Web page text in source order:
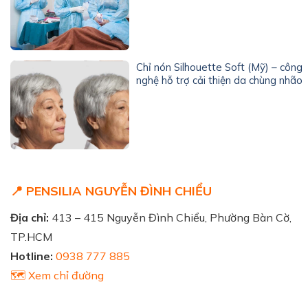
Chỉ nón Silhouette Soft (Mỹ) – công
nghệ hỗ trợ cải thiện da chùng nhão
📍 PENSILIA NGUYỄN ĐÌNH CHIỂU
Địa chỉ: 413 – 415 Nguyễn Đình Chiểu, Phường Bàn Cờ,
TP.HCM
Hotline: 0938 777 885
🗺️ Xem chỉ đường